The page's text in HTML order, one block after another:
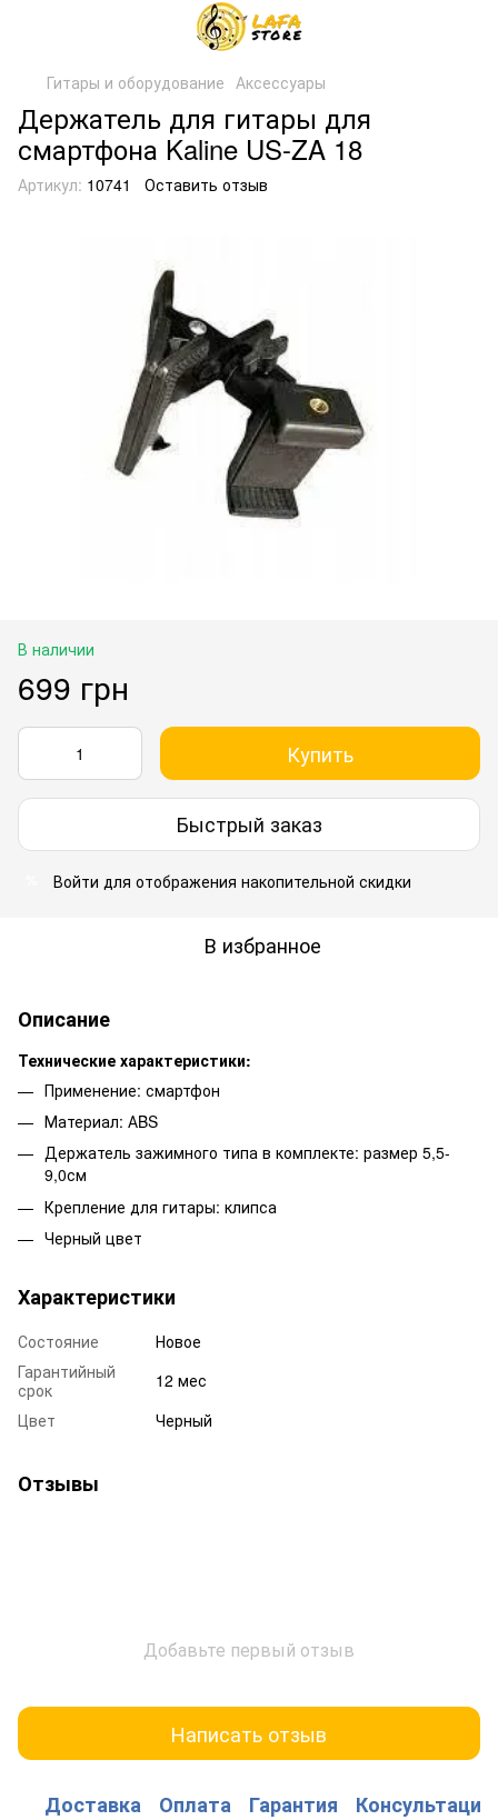
Гитары и оборудование Аксессуары
Держатель для гитары для
смартфона Kaline US-ZA 18
Артикул: 10741 Оставить отзыв
В наличии
699 грн
Купить
Быстрый заказ
Войти для отображения накопительной скидки
В избранное
Описание
Технические характеристики:
Применение: смартфон
Материал: АBS
Держатель зажимного типа в комплекте: размер 5,5-
9,0см
Крепление для гитары: клипса
Черный цвет
Характеристики
Состояние
Новое
Гарантийный
срок
12 мес
Цвет
Черный
Отзывы
Добавьте первый отзыв
Написать отзыв
Доставка Оплата Гарантия Консультация